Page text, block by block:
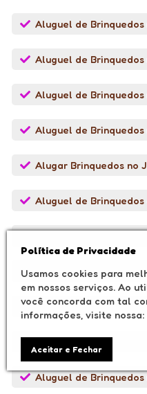
Aluguel de Brinquedos
Aluguel de Brinquedos
Aluguel de Brinquedos
Aluguel de
Alugar Brinquedos no
Aluguel de
Brinquedos no
Aluguel de Brinquedos
Aluguel de Brinquedos
Política de Privacidade
Usamos cookies para
em nossos serviços. Ao
você concorda com tal
informações, visite nossa:
Aceitar e Fechar